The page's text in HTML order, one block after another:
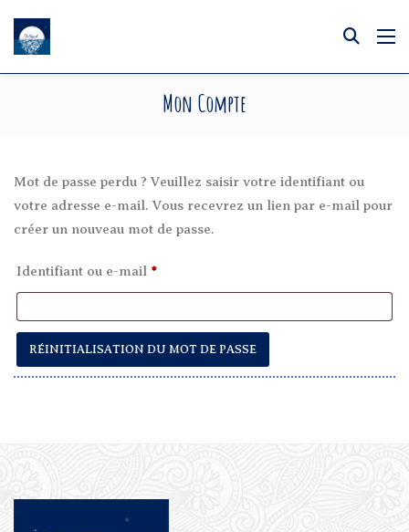
Mon Compte
Mot de passe perdu ? Veuillez saisir votre identifiant ou
votre adresse e-mail. Vous recevrez un lien par e-mail pour
créer un nouveau mot de passe.
Identifiant ou e-mail *Obligatoire
RÉINITIALISATION DU MOT DE PASSE